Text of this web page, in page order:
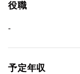
役職
-
予定年収